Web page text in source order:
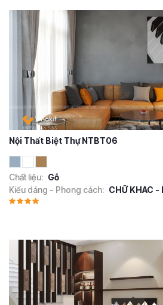
Nội Thất Biệt Thự NTBT06
Chất liệu: Gỗ
Kiểu dáng - Phong cách: CHỮ KHAC -